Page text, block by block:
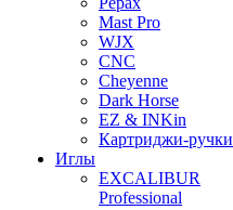
Mast Pro
WJX
CNC
Cheyenne
Dark Horse
EZ & INKin
Картриджи-ручки
Иглы
EXCALIBUR
Professional